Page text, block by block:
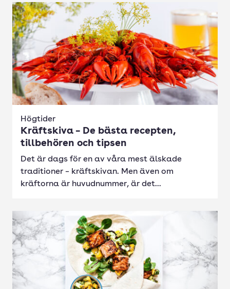
Högtider
Kräftskiva – De bästa recepten,
tillbehören och tipsen
Det är dags för en av våra mest älskade
traditioner – kräftskivan. Men även om
kräftorna är huvudnummer, är det...